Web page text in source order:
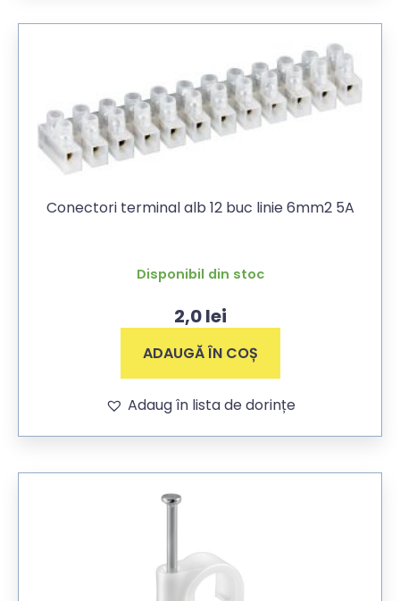
Conectori terminal alb 12 buc linie 6mm2 5A
Disponibil din stoc
2,0lei
ADAUGĂ ÎN COȘ
Adaug în lista de dorințe